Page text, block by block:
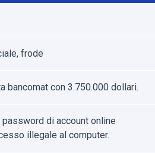
frode
bancomat con 3.750.000 dollari.
di account online
illegale al computer.